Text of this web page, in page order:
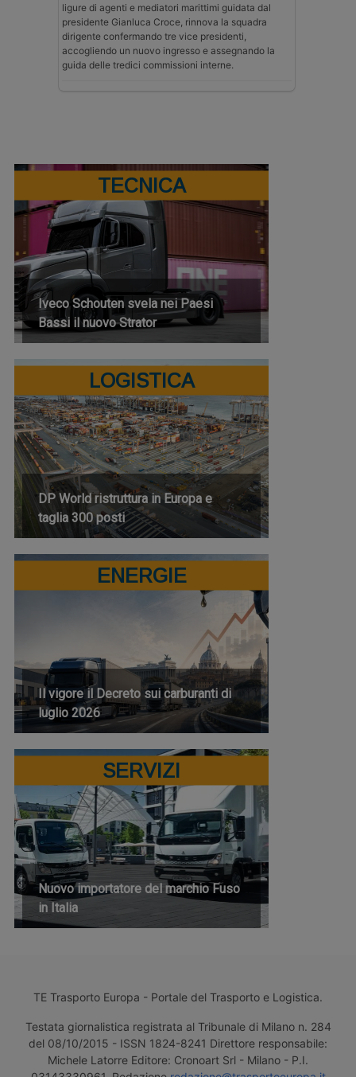
ligure di agenti e mediatori marittimi guidata dal
presidente Gianluca Croce, rinnova la squadra
dirigente confermando tre vice presidenti,
accogliendo un nuovo ingresso e assegnando la
guida delle tredici commissioni interne.
TECNICA
Iveco Schouten svela nei Paesi
Bassi il nuovo Strator
LOGISTICA
DP World ristruttura in Europa e
taglia 300 posti
ENERGIE
Il vigore il Decreto sui carburanti di
luglio 2026
SERVIZI
Nuovo importatore del marchio Fuso
in Italia
TE Trasporto Europa - Portale del Trasporto e Logistica.
Testata giornalistica registrata al Tribunale di Milano n. 284
del 08/10/2015 - ISSN 1824-8241 Direttore responsabile:
Michele Latorre Editore: Cronoart Srl - Milano - P.I.